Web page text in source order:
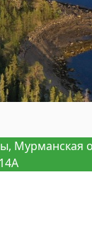
Мурманская